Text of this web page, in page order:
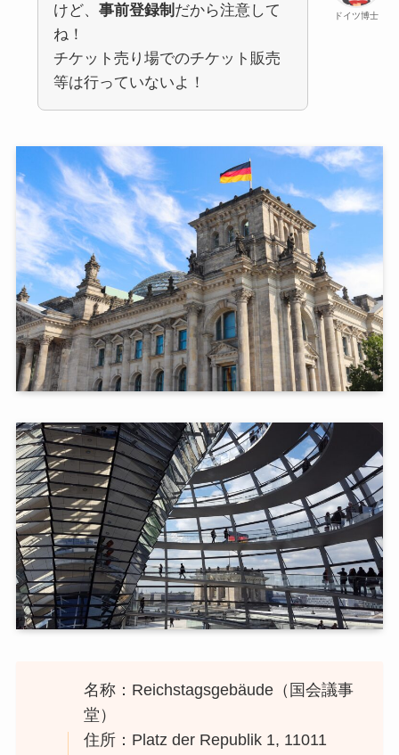
ドイツ博士
けど、 事前登録制 だから注意して
ね！
チケット売り場でのチケット販売
等は行っていないよ！
名称：Reichstagsgebäude（国会議事
堂）
住所：Platz der Republik 1, 11011